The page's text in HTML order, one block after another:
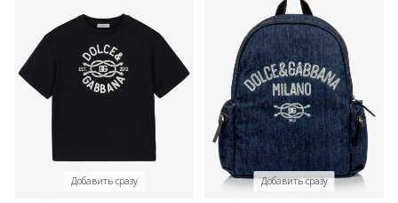
Добавить сразу Добавить сразу